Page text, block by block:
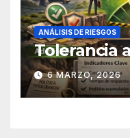
ANÁLISIS DE RIESGOS
Tolerancia
6 MARZO, 2026